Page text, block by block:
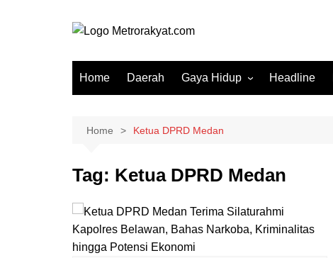
Home Daerah Gaya Hidup
Hiburan
Olahraga
Sosial & Budaya
Headline
Home Ketua DPRD Medan
Tag: Ketua DPRD Medan